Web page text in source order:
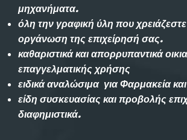
μηχανήματα.
όλη την γραφική ύλη που χρειάζεστε
οργάνωση της επιχείρησή σας.
καθαριστικά και απορρυπαντικά
επαγγελματικής χρήσης
ειδικά αναλώσιμα για Φαρμακεία
είδη συσκευασίας και προβολής
διαφημιστικά.